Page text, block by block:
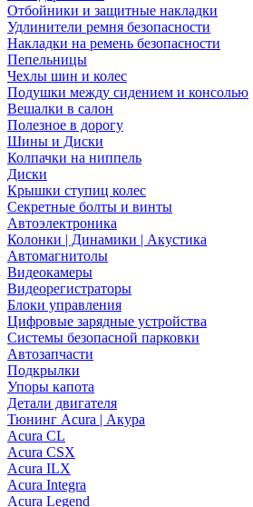
Отбойники и защитные накладки
Удлинители ремня безопасности
Накладки на ремень безопасности
Пепельницы
Чехлы шин и колес
Подушки между сидением и консолью
Вешалки в салон
Полезное в дорогу
Шины и Диски
Колпачки на ниппель
Диски
Крышки ступиц колес
Секретные болты и винты
Автоэлектроника
Колонки | Динамики | Акустика
Автомагнитолы
Видеокамеры
Видеорегистраторы
Блоки управления
Цифровые зарядные устройства
Системы безопасной парковки
Автозапчасти
Подкрылки
Упоры капота
Детали двигателя
Тюнинг Acura | Акура
Acura CL
Acura CSX
Acura ILX
Acura Integra
Acura Legend